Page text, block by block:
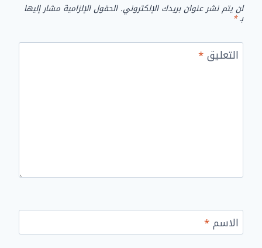
لن يتم نشر عنوان بريدك الإلكتروني. الحقول الإلزامية مشار إليها
بـ*
التعليق*
الاسم*